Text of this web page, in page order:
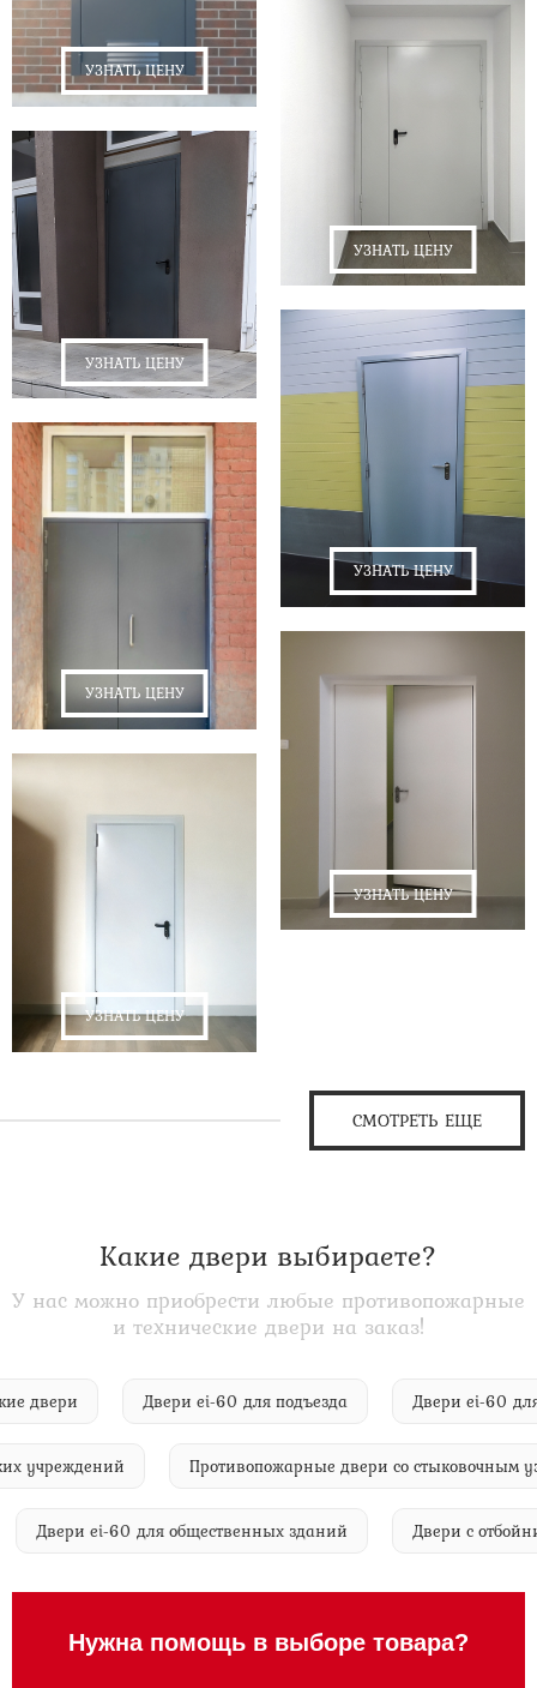
УЗНАТЬ ЦЕНУ
УЗНАТЬ ЦЕНУ
УЗНАТЬ ЦЕНУ
УЗНАТЬ ЦЕНУ
УЗНАТЬ ЦЕНУ
УЗНАТЬ ЦЕНУ
УЗНАТЬ ЦЕНУ
СМОТРЕТЬ ЕЩЕ
Какие двери выбираете?
У нас можно приобрести любые противопожарные
и технические двери на заказ!
двери Двери ei-60 для подъезда Двери ei-
Противопожарные двери со стыковочным узлом
Двери ei-60 для общественных зданий Двери с
Нужна помощь в выборе товара?